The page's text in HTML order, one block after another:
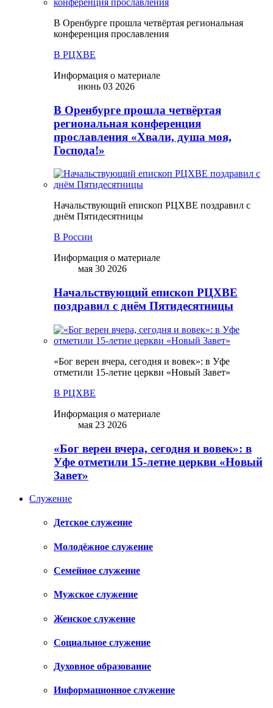
В Оренбурге прошла четвёртая региональная
конференция прославления
В РЦХВЕ
Информация о материале
июнь 03 2026
В Оренбурге прошла четвёртая
региональная конференция
прославления «Хвали, душа моя,
Господа!»
Начальствующий епископ РЦХВЕ поздравил с
днём Пятидесятницы
В России
Информация о материале
мая 30 2026
Начальствующий епископ РЦХВЕ
поздравил с днём Пятидесятницы
«Бог верен вчера, сегодня и вовек»: в Уфе
отметили 15-летие церкви «Новый Завет»
В РЦХВЕ
Информация о материале
мая 23 2026
«Бог верен вчера, сегодня и вовек»: в
Уфе отметили 15-летие церкви «Новый
Завет»
Служение
Детское служение
Молодёжное служение
Семейное служение
Мужское служение
Женское служение
Социальное служение
Духовное образование
Информационное служение